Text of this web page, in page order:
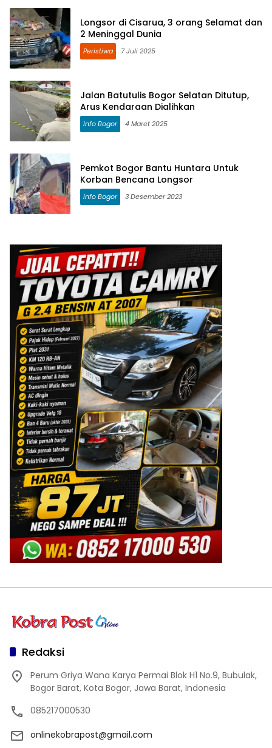
Longsor di Cisarua, 3 orang Selamat dan
2 Meninggal Dunia
Peristiwa 7 Juli 2025
Jalan Batutulis Bogor Selatan Ditutup,
Arus Kendaraan Dialihkan
Info Bogor 4 Maret 2025
Pemkot Bogor Bantu Huntara Untuk
Korban Bencana Longsor
Info Bogor 3 Desember 2023
Redaksi
Perum Griya Wana Karya Permai Blok H1 No.9, Bubulak,
Bogor Barat, Kota Bogor, Jawa Barat, Indonesia
085217000530
onlinekobrapost@gmail.com